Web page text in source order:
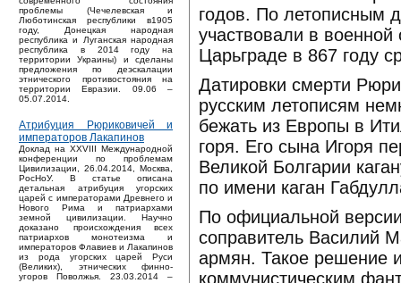
проблемы (Чечелевская и
Люботинская республики в1905
году, Донецкая народная
республика и Луганская народная
республика в 2014 году на
территории Украины) и сделаны
предложения по деэскалации
этнического противостояния на
территории Евразии. 09.06 –
05.07.2014.
Атрибуция Рюриковичей и
императоров Лакапинов
Доклад на XXVIII Международной
конференции по проблемам
Цивилизации, 26.04.2014, Москва,
РосНоУ. В статье описана
детальная атрибуция угорских
царей с императорами Древнего и
Нового Рима и патриархами
земной цивилизации. Научно
доказано происхождения всех
патриархов монотеизма и
императоров Флавиев и Лакапинов
из рода угорских царей Руси
(Великих), этнических финно-
угоров Поволжья. 23.03.2014 –
годов. По летописным
участвовали в
Царьграде в 867 году
Датировки смерти
русским летописям
бежать из Европы в
горя. Его сына Игоря
Великой Болгарии
по имени каган
По официальной
соправитель Василий
армян. Такое решение
коммунистическим